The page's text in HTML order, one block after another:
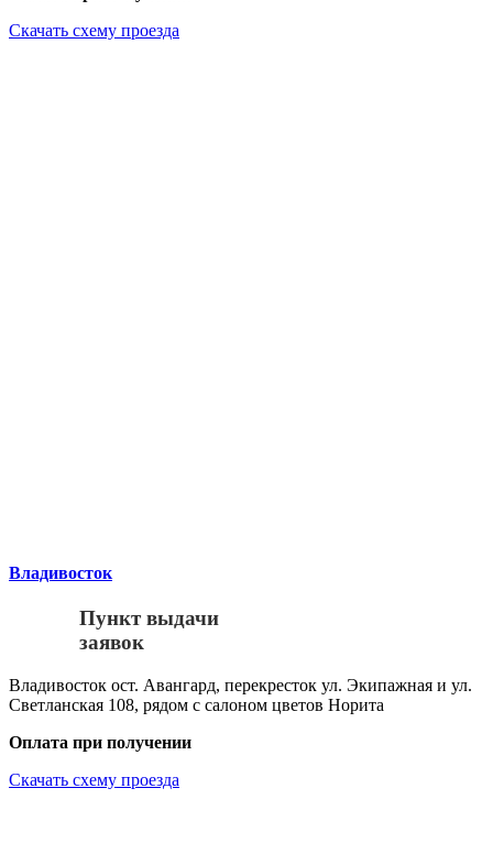
Скачать схему проезда
Владивосток
Пункт выдачи
заявок
Владивосток ост. Авангард, перекресток ул. Экипажная и ул.
Светланская 108, рядом с салоном цветов Норита
Оплата при получении
Скачать схему проезда